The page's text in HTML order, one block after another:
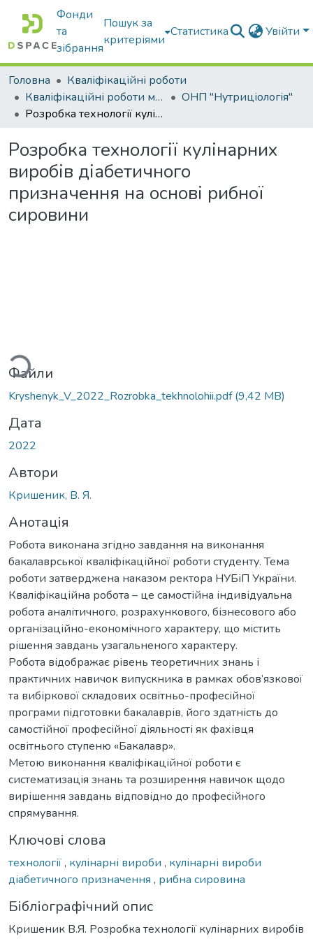
Фонди
та
зібрання
Пошук за
критеріями
Статистика Увійти
Головна
Кваліфікаційні роботи
Кваліфікаційні роботи магістрів
ОНП "Нутриціологія"
Розробка технології кулінарних виробів діабетичного призначення на основі рибної сировини
Розробка технології кулінарних
виробів діабетичного
призначення на основі рибної
сировини
Файли
Kryshenyk_V_2022_Rozrobka_tekhnolohii.pdf(9,42 MB)
Дата
2022
Автори
Кришеник, В. Я.
Анотація
Робота виконана згідно завдання на виконання
бакалаврської кваліфікаційної роботи студенту. Тема
роботи затверджена наказом ректора НУБіП України.
Кваліфікаційна робота – це самостійна індивідуальна
робота аналітичного, розрахункового, бізнесового або
організаційно-економічного характеру, що містить
рішення завдань узагальненого характеру.
Робота відображає рівень теоретичних знань і
практичних навичок випускника в рамках обов’язкової
та вибіркової складових освітньо-професійної
програми підготовки бакалаврів, його здатність до
самостійної професійної діяльності як фахівця
освітнього ступеню «Бакалавр».
Метою виконання кваліфікаційної роботи є
систематизація знань та розширення навичок щодо
вирішення завдань відповідно до професійного
спрямування.
Ключові слова
технології, кулінарні вироби , кулінарні вироби
діабетичного призначення , рибна сировина
Бібліографічний опис
Кришеник В.Я. Розробка технології кулінарних виробів